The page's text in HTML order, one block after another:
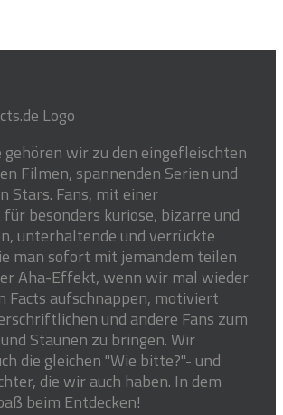
gehören wir zu den eingefleischten
Filmen, spannenden Serien und
Stars. Fans, mit einer
besonders kuriose, bizarre und
unterhaltende und verrückte
man sofort mit jemandem teilen
Aha-Effekt, wenn wir mal wieder
Facts aufschnappen, motiviert
und andere Fans zum
Staunen zu bringen. Wir
die gleichen "Wie bitte?"- und
die wir auch haben. In dem
beim Entdecken!